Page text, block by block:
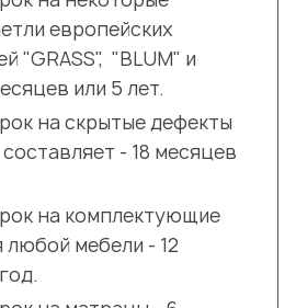
европейских
"GRASS", "BLUM" и
или 5 лет.
на скрытые дефекты
- 18 месяцев
на комплектующие
мебели - 12